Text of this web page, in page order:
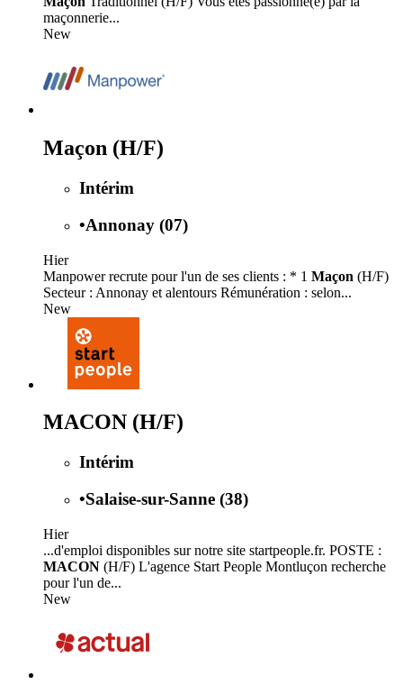
maçonnerie...
New
Maçon (H/F)
Intérim
•Annonay (07)
Hier
Manpower recrute pour l'un de ses clients : * 1 Maçon (H/F)
Secteur : Annonay et alentours Rémunération : selon...
New
MACON (H/F)
Intérim
•Salaise-sur-Sanne (38)
Hier
...d'emploi disponibles sur notre site startpeople.fr. POSTE :
MACON (H/F) L'agence Start People Montluçon recherche
pour l'un de...
New